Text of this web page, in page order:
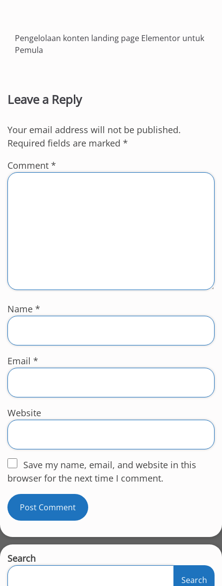
Pengelolaan konten landing page Elementor untuk
Pemula
Leave a Reply
Your email address will not be published.
Required fields are marked *
Comment *
Name *
Email *
Website
Save my name, email, and website in this
browser for the next time I comment.
Search
Search